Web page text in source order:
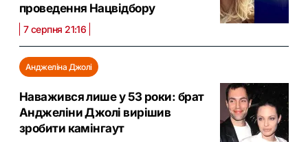
проведення Нацвідбору
7 серпня 21:16
Анджеліна Джолі
Наважився лише у 53 роки: брат
Анджеліни Джолі вирішив
зробити камінгаут